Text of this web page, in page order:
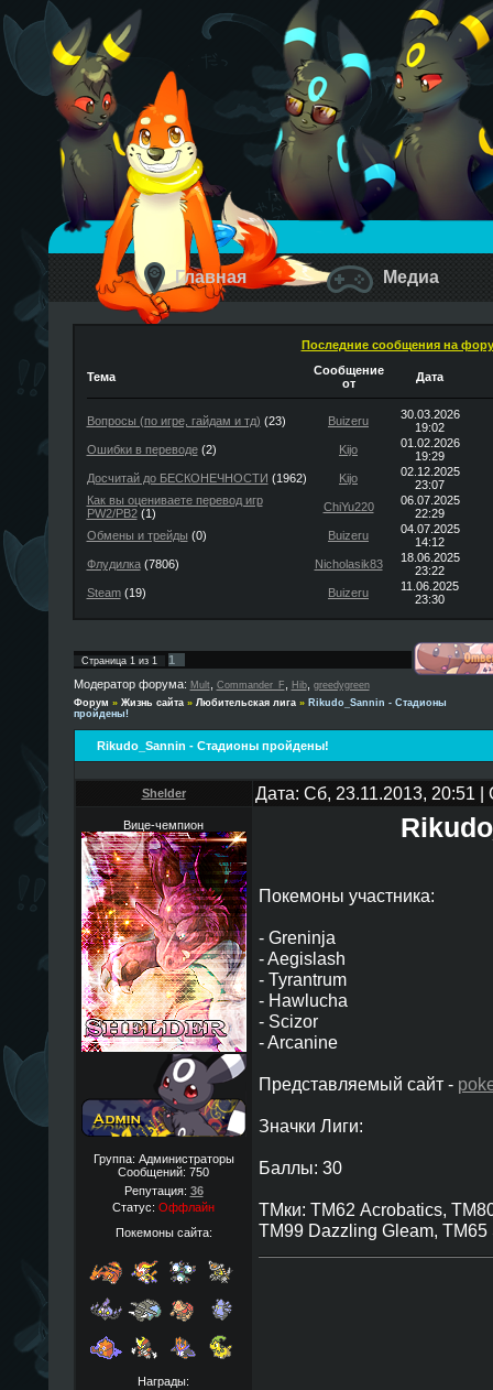
Главная Медиа
Последние сообщения на
Тема
Сообщение
от
Дата
Вопросы (по игре, гайдам и тд) (23) Buizeru
30.03.2026
19:02
Ошибки в переводе(2) Kijo
01.02.2026
19:29
Досчитай до БЕСКОНЕЧНОСТИ (1962) Kijo
02.12.2025
23:07
Как вы оцениваете перевод игр
PW2/PB2(1) ChiYu220
06.07.2025
22:29
Обмены и трейды (0) Buizeru
04.07.2025
14:12
Флудилка(7806) Nicholasik83
18.06.2025
23:22
Steam(19) Buizeru
11.06.2025
23:30
Страница 1из 1
1
Модератор форума: Mult Commander_F Hib, greedygreen
Форум » Жизнь сайта » Любительская лига » Rikudo_Sannin - Стадионы
пройдены!
Rikudo_Sannin - Стадионы пройдены!
Shelder Дата: Сб, 23.11.2013, 20:51
Вице-чемпион
Группа: Администраторы
Сообщений: 750
Репутация: 36
Статус: Оффлайн
Покемоны сайта:
Награды:
Покемоны участника:
- Greninja
- Aegislash
- Tyrantrum
- Hawlucha
- Scizor
- Arcanine
Представляемый сайт -
Значки Лиги:
Баллы: 30
ТМки: ТМ62 Acrobatics,
ТМ99 Dazzling Gleam,